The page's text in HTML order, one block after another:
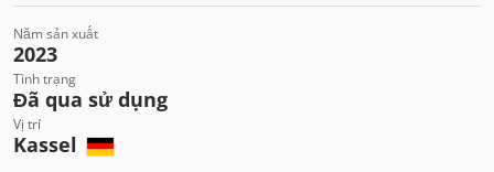
Năm sản xuất
2023
Tình trạng
Đã qua sử dụng
Vị trí
Kassel